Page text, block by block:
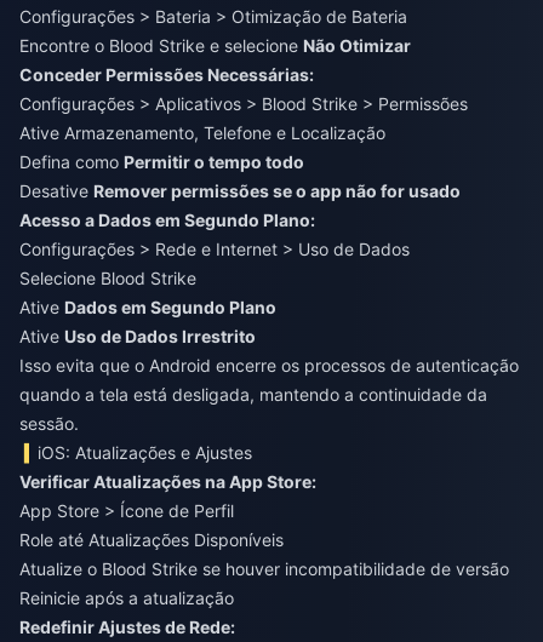
Configurações > Bateria > Otimização de Bateria
Encontre o Blood Strike e selecione Não Otimizar
Conceder Permissões Necessárias:
Configurações > Aplicativos > Blood Strike > Permissões
Ative Armazenamento, Telefone e Localização
Defina como Permitir o tempo todo
Desative Remover permissões se o app não for usado
Acesso a Dados em Segundo Plano:
Configurações > Rede e Internet > Uso de Dados
Selecione Blood Strike
Ative Dados em Segundo Plano
Ative Uso de Dados Irrestrito
Isso evita que o Android encerre os processos de autenticação
quando a tela está desligada, mantendo a continuidade da
sessão.
iOS: Atualizações e Ajustes
Verificar Atualizações na App Store:
App Store > Ícone de Perfil
Role até Atualizações Disponíveis
Atualize o Blood Strike se houver incompatibilidade de versão
Reinicie após a atualização
Redefinir Ajustes de Rede: